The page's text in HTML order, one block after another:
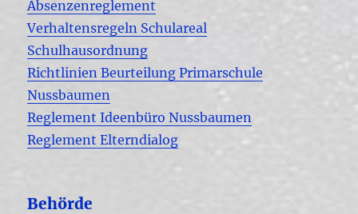
Absenzenreglement
Verhaltensregeln Schulareal
Schulhausordnung
Richtlinien Beurteilung Primarschule
Nussbaumen
Reglement Ideenbüro Nussbaumen
Reglement Elterndialog
Behörde